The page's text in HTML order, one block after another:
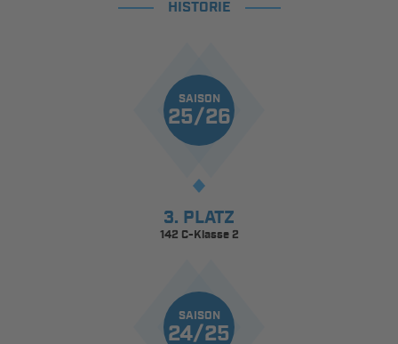
HISTORIE
SAISON
25/26
3. PLATZ
142 C-Klasse 2
SAISON
24/25